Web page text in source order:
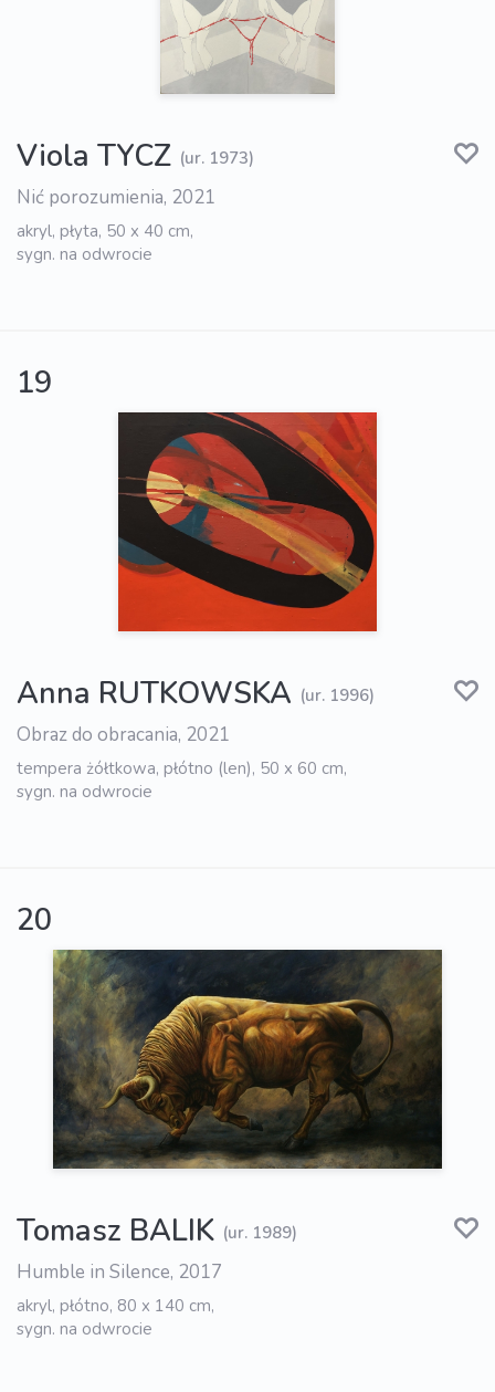
Viola TYCZ (ur. 1973)
Nić porozumienia, 2021
akryl, płyta, 50 x 40 cm,
sygn. na odwrocie
19
Anna RUTKOWSKA (ur. 1996)
Obraz do obracania, 2021
tempera żółtkowa, płótno (len), 50 x 60 cm,
sygn. na odwrocie
20
Tomasz BALIK (ur. 1989)
Humble in Silence, 2017
akryl, płótno, 80 x 140 cm,
sygn. na odwrocie